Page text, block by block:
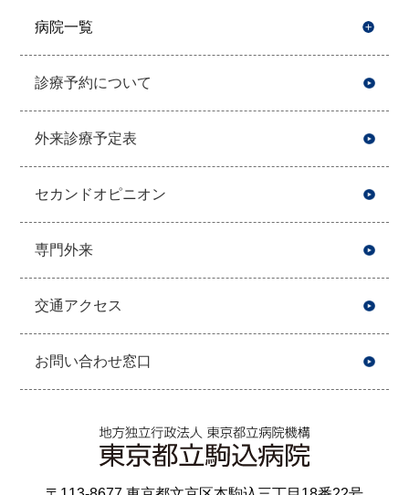
病院一覧
診療予約について
外来診療予定表
セカンドオピニオン
専門外来
交通アクセス
お問い合わせ窓口